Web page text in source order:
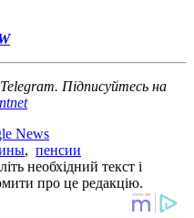
Підписуйтесь на
News
, пенсии
необхідний текст і
про це редакцію.